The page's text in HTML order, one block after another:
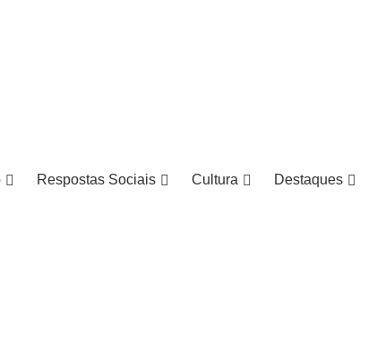
Respostas Sociais Cultura Destaques